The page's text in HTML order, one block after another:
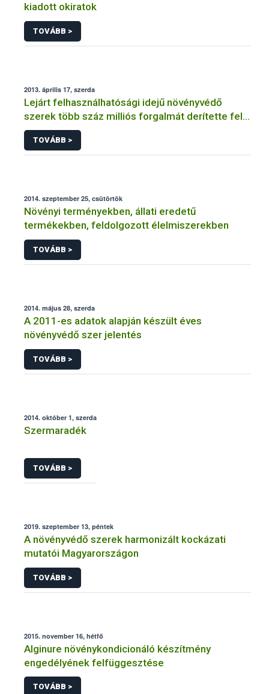
kiadott okiratok
TOVÁBB >
2013. április 17, szerda
Lejárt felhasználhatósági idejű növényvédő
szerek több száz milliós forgalmát derítette fel a
NÉBIH
TOVÁBB >
2014. szeptember 25, csütörtök
Növényi terményekben, állati eredetű
termékekben, feldolgozott élelmiszerekben
TOVÁBB >
2014. május 28, szerda
A 2011-es adatok alapján készült éves
növényvédő szer jelentés
TOVÁBB >
2014. október 1, szerda
Szermaradék
TOVÁBB >
2019. szeptember 13, péntek
A növényvédő szerek harmonizált kockázati
mutatói Magyarországon
TOVÁBB >
2015. november 16, hétfő
Alginure növénykondicionáló készítmény
engedélyének felfüggesztése
TOVÁBB >